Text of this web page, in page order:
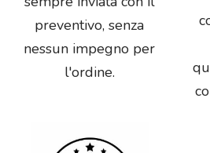
preventivo, senza
nessun impegno per
l'ordine.